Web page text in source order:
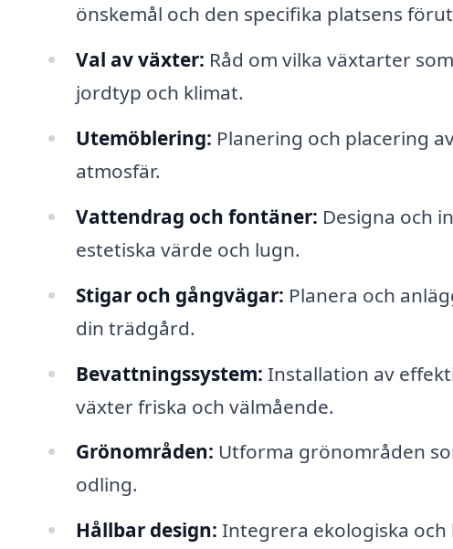
önskemål och den specifika platsens
Val av växter: Råd om vilka växtarter
jordtyp och klimat.
Utemöblering: Planering och placering
atmosfär.
Vattendrag och fontäner: Designa och
estetiska värde och lugn.
Stigar och gångvägar: Planera och
din trädgård.
Bevattningssystem: Installation av
växter friska och välmående.
Grönområden: Utforma grönområden
odling.
Hållbar design: Integrera ekologiska